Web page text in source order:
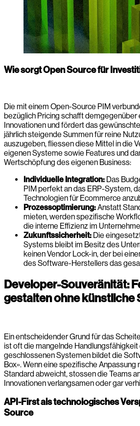
Wie sorgt Open Source für
Die mit einem Open-Source PIM
bezüglich Pricing schafft demgegenüber
Innovationen und fördert das
jährlich steigende Summen für reine
auszugeben, fliessen diese Mittel in die
eigenen Systeme sowie Features und
Wertschöpfung des eigenen Business:
Individuelle Integration: Das
PIM perfekt an das ERP-System,
Technologien für Ecommerce
Prozessoptimierung:Anstatt
mieten, werden spezifische
die interne Effizienz im
Zukunftssicherheit: Die
Systems bleibt im Besitz des
keinen Vendor Lock-in, der bei
des Software-Herstellers das
Developer-Souveränität:
gestalten ohne künstliche
Ein entscheidender Grund für das
ist oft die mangelnde Handlungsfähigkeit
geschlossenen Systemen bildet die
Box». Wenn eine spezifische Anpassung
Standard abweicht, stossen die Teams
Innovationen verlangsamen oder gar
API-First als technologisches
Source